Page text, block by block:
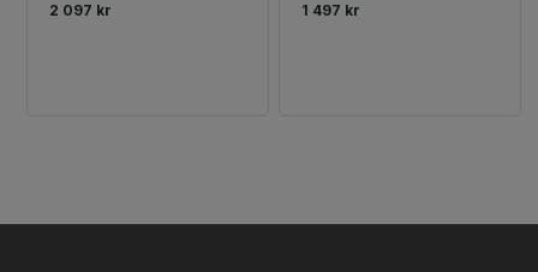
2 097 kr 1 497 kr